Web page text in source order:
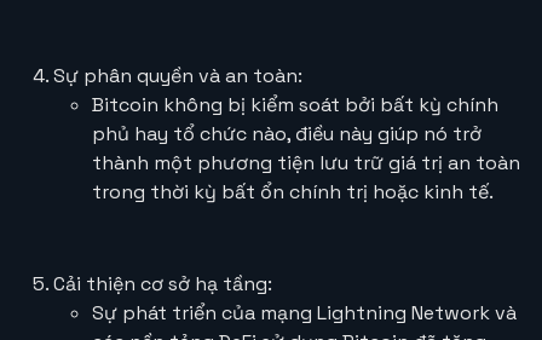
Sự phân quyền và an toàn:
Bitcoin không bị kiểm soát bởi bất kỳ chính
phủ hay tổ chức nào, điều này giúp nó trở
thành một phương tiện lưu trữ giá trị an toàn
trong thời kỳ bất ổn chính trị hoặc kinh tế.
Cải thiện cơ sở hạ tầng:
Sự phát triển của mạng Lightning Network và